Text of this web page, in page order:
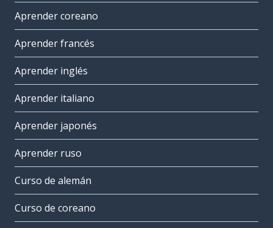
Aprender coreano
Aprender francés
Aprender inglés
Aprender italiano
Aprender japonés
Aprender ruso
Curso de alemán
Curso de coreano